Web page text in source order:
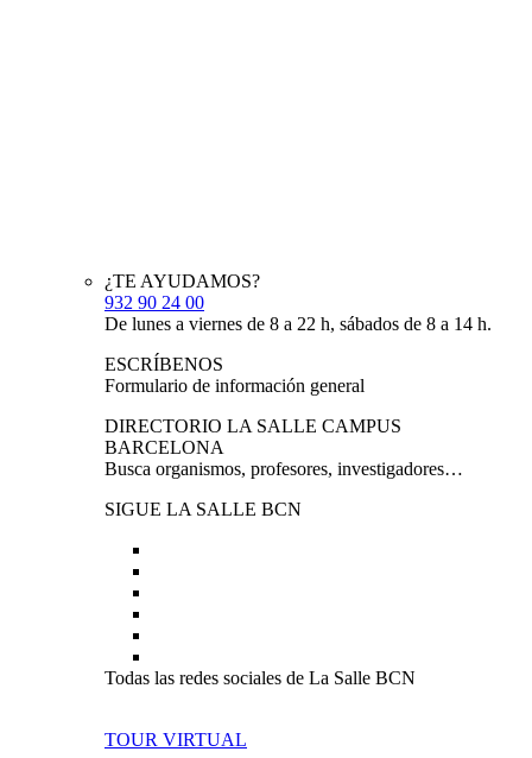
¿TE AYUDAMOS?
932 90 24 00
De lunes a viernes de 8 a 22 h, sábados de 8 a 14 h.
ESCRÍBENOS
Formulario de información general
DIRECTORIO LA SALLE CAMPUS
BARCELONA
Busca organismos, profesores, investigadores…
SIGUE LA SALLE BCN
Todas las redes sociales de La Salle BCN
TOUR VIRTUAL